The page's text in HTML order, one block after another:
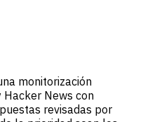
monitorización
Hacker News con
revisadas por